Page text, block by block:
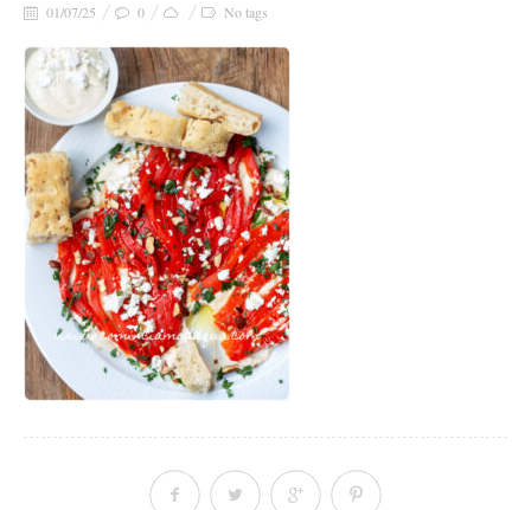
01/07/25 0 No tags